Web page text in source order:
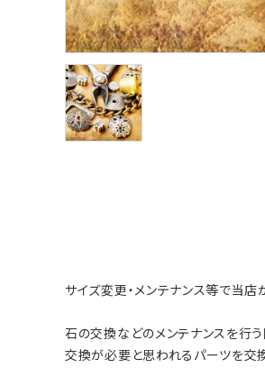
サイズ変更・メンテナンス等で当店
石の交換などのメンテナンスを行う
交換が必要と思われるパーツを交